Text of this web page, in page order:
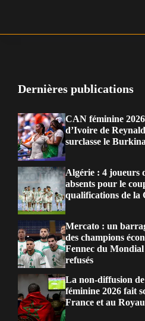
Dernières publications
CAN féminine
d’Ivoire de
surclasse le
Algérie : 4 joueurs
absents pour le
qualifications de la
Mercato : un
des champions
Fennec du
refusés
La non-diffusion
féminine 2026 fait
France et au